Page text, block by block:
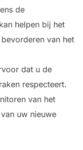
de
helpen bij het
van het
dat u de
respecteert.
van het
uw nieuwe